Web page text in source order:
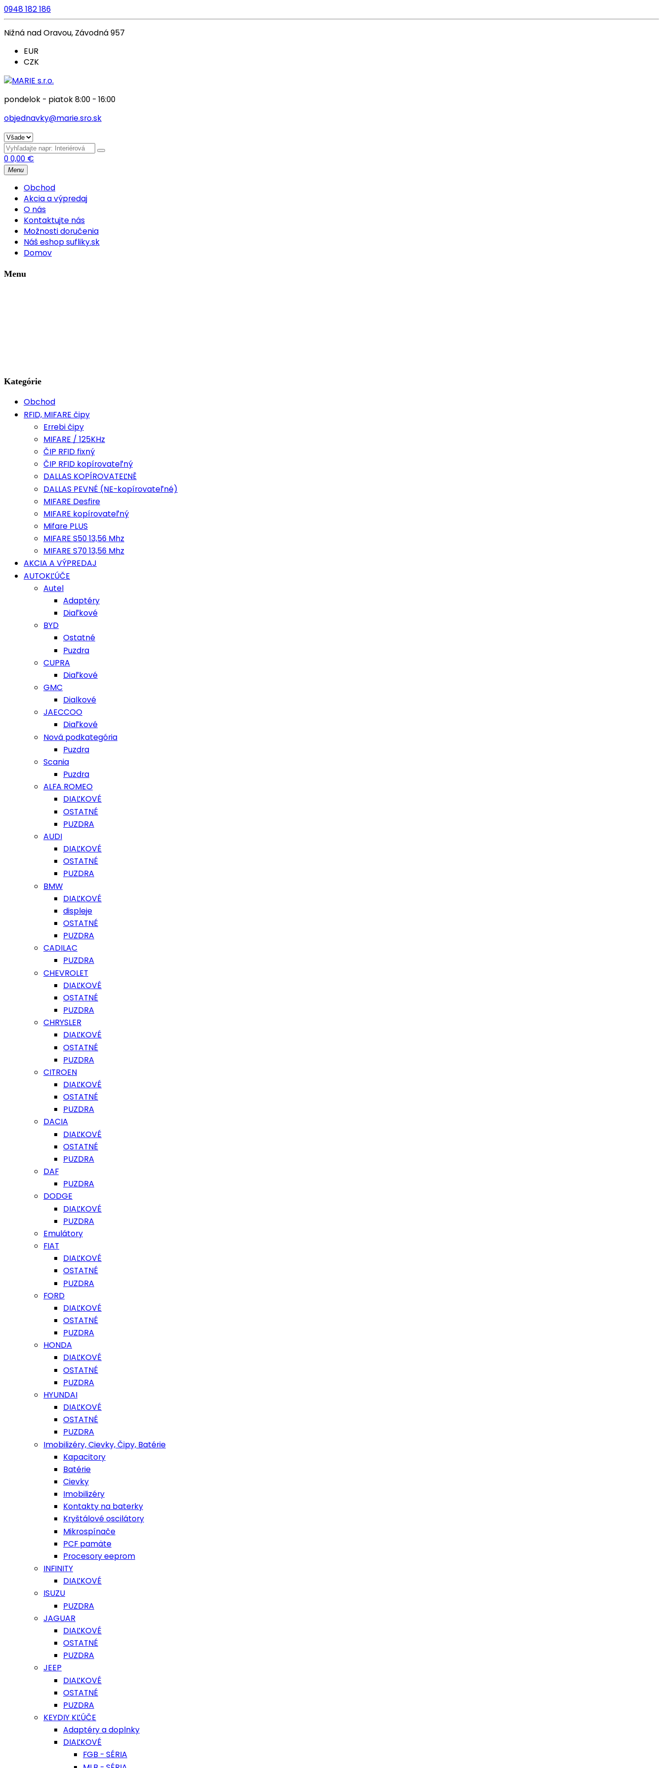
0948 182 186
Nižná nad Oravou, Závodná 957
EUR
CZK
pondelok - piatok 8:00 - 16:00
objednavky@marie.sro.sk
00,00 €
Menu
Obchod
Akcia a výpredaj
O nás
Kontaktujte nás
Možnosti doručenia
Náš eshop sufliky.sk
Domov
Menu
Kategórie
Obchod
RFID, MIFARE čipy
Errebi čipy
MIFARE / 125KHz
ČIP RFID fixný
ČIP RFID kopírovateľný
DALLAS KOPÍROVATEĽNĚ
DALLAS PEVNÉ (NE-kopírovateľné)
MIFARE Desfire
MIFARE kopírovateľný
Mifare PLUS
MIFARE S50 13,56 Mhz
MIFARE S70 13,56 Mhz
AKCIA A VÝPREDAJ
AUTOKĽÚČE
Autel
Adaptéry
Diaľkové
BYD
Ostatné
Puzdra
CUPRA
Diaľkové
GMC
Dialkové
JAECCOO
Diaľkové
Nová podkategória
Puzdra
Scania
Puzdra
ALFA ROMEO
DIAĽKOVÉ
OSTATNÉ
PUZDRA
AUDI
DIAĽKOVÉ
OSTATNÉ
PUZDRA
BMW
DIAĽKOVÉ
displeje
OSTATNÉ
PUZDRA
CADILAC
PUZDRA
CHEVROLET
DIAĽKOVÉ
OSTATNÉ
PUZDRA
CHRYSLER
DIAĽKOVÉ
OSTATNÉ
PUZDRA
CITROEN
DIAĽKOVÉ
OSTATNÉ
PUZDRA
DACIA
DIAĽKOVÉ
OSTATNÉ
PUZDRA
DAF
PUZDRA
DODGE
DIAĽKOVÉ
PUZDRA
Emulátory
FIAT
DIAĽKOVÉ
OSTATNÉ
PUZDRA
FORD
DIAĽKOVÉ
OSTATNÉ
PUZDRA
HONDA
DIAĽKOVÉ
OSTATNÉ
PUZDRA
HYUNDAI
DIAĽKOVÉ
OSTATNÉ
PUZDRA
Imobilizéry, Cievky, Čipy, Batérie
Kapacitory
Batérie
Cievky
Imobilizéry
Kontakty na baterky
Kryštálové oscilátory
Mikrospínače
PCF pamäte
Procesory eeprom
INFINITY
DIAĽKOVÉ
ISUZU
PUZDRA
JAGUAR
DIAĽKOVÉ
OSTATNÉ
PUZDRA
JEEP
DIAĽKOVÉ
OSTATNÉ
PUZDRA
KEYDIY KĽÚČE
Adaptéry a doplnky
DIAĽKOVÉ
FGB - SÉRIA